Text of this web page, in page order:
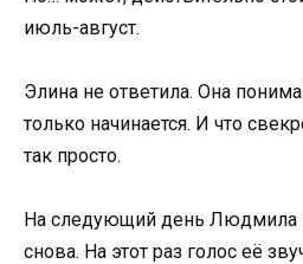
июль-август.
Элина не ответила. Она
только начинается. И что
так просто.
На следующий день Людмила
снова. На этот раз голос её